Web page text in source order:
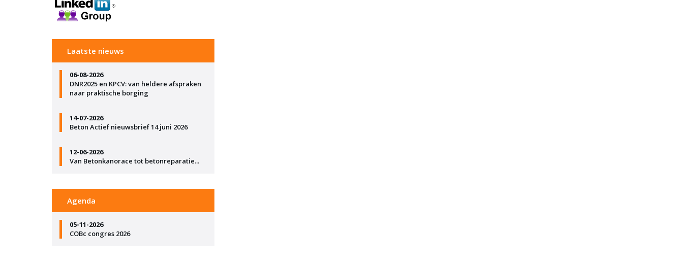
Laatste nieuws
06-08-2026
DNR2025 en KPCV: van heldere afspraken
naar praktische borging
14-07-2026
Beton Actief nieuwsbrief 14 juni 2026
12-06-2026
Van Betonkanorace tot betonreparatie...
Agenda
05-11-2026
COBc congres 2026